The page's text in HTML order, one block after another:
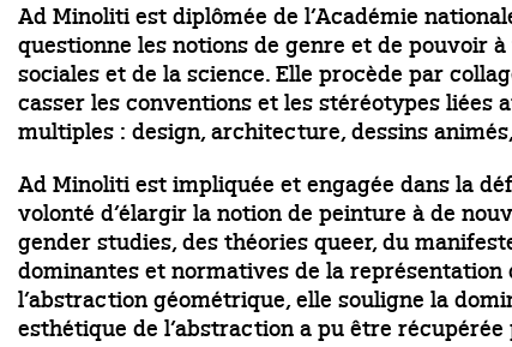
Ad Minoliti est diplômée de l’Académie
questionne les notions de genre et de pouvoir
sociales et de la science. Elle procède par
casser les conventions et les stéréotypes liées
multiples : design, architecture, dessins
Ad Minoliti est impliquée et engagée dans la
volonté d’élargir la notion de peinture à de
gender studies, des théories queer, du
dominantes et normatives de la représentation
l’abstraction géométrique, elle souligne la
esthétique de l’abstraction a pu être